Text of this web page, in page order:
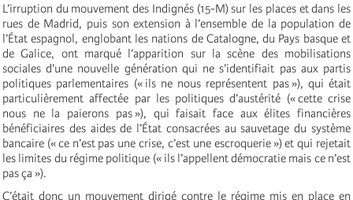
L’irruption du mouvement des Indignés (15-M) sur les places et dans les
rues de Madrid, puis son extension à l’ensemble de la population de
l’État espagnol, englobant les nations de Catalogne, du Pays basque et
de Galice, ont marqué l’apparition sur la scène des mobilisations
sociales d’une nouvelle génération qui ne s’identifiait pas aux partis
politiques parlementaires (« ils ne nous représentent pas »), qui était
particulièrement affectée par les politiques d’austérité (« cette crise
nous ne la paierons pas »), qui faisait face aux élites financières
bénéficiaires des aides de l’État consacrées au sauvetage du système
bancaire (« ce n’est pas une crise, c’est une escroquerie ») et qui rejetait
les limites du régime politique (« ils l’appellent démocratie mais ce n’est
pas ça »).
C’était donc un mouvement dirigé contre le régime mis en place en